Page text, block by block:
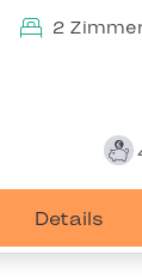
2
Details